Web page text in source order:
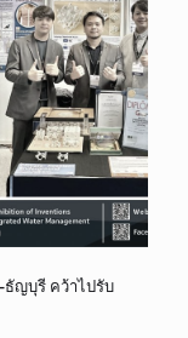
ธัญบุรี คว้าไปรับ